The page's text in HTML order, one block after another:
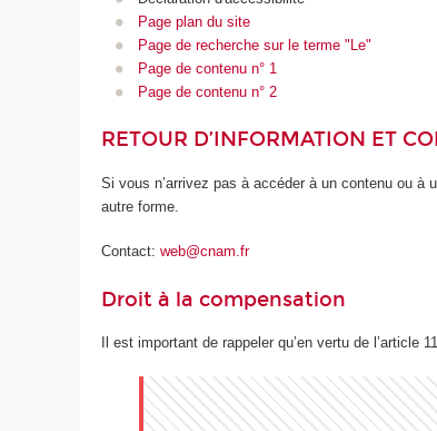
Page plan du site
Page de recherche sur le terme "Le"
Page de contenu n° 1
Page de contenu n° 2
RETOUR D’INFORMATION ET
Si vous n’arrivez pas à accéder à un contenu ou
autre forme.
Contact:web@cnam.fr
Droit à la compensation
Il est important de rappeler qu’en vertu de l’article